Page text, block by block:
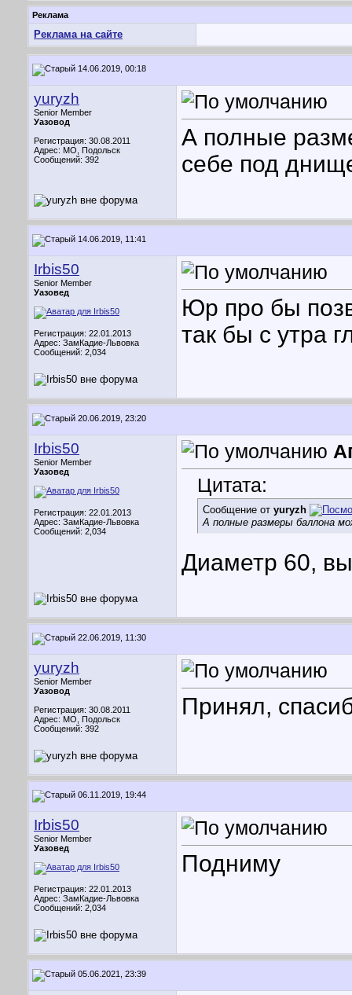
Реклама
Реклама на сайте
14.06.2019, 00:18
yuryzh
Senior Member
Уазовод
Регистрация: 30.08.2011
Адрес: МО, Подольск
Сообщений: 392
А полные
себе под
14.06.2019, 11:41
Irbis50
Senior Member
Уазовед
Регистрация: 22.01.2013
Адрес: ЗамКадие-Львовка
Сообщений: 2,034
Юр про бы
так бы с утра
20.06.2019, 23:20
Irbis50
Senior Member
Уазовед
Регистрация: 22.01.2013
Адрес: ЗамКадие-Львовка
Сообщений: 2,034
Цитата:
Сообщение от yuryzh
А полные размеры баллона
Диаметр 60,
22.06.2019, 11:30
yuryzh
Senior Member
Уазовод
Регистрация: 30.08.2011
Адрес: МО, Подольск
Сообщений: 392
Принял,
06.11.2019, 19:44
Irbis50
Senior Member
Уазовед
Регистрация: 22.01.2013
Адрес: ЗамКадие-Львовка
Сообщений: 2,034
Подниму
05.06.2021, 23:39